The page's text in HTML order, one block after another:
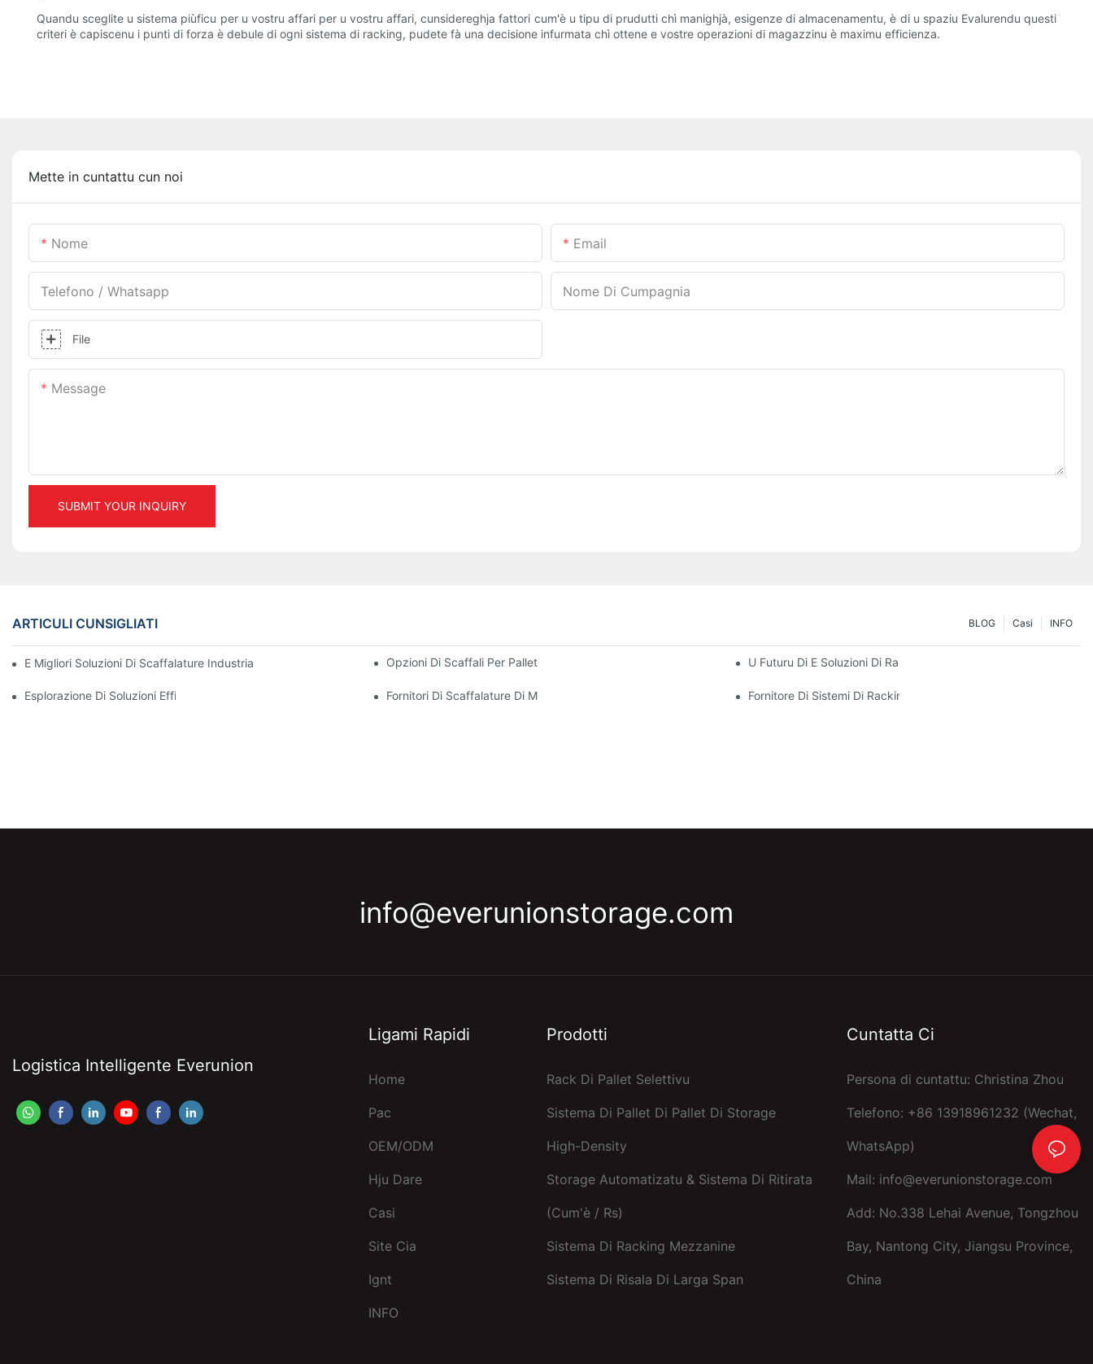
Quandu sceglite u sistema piùficu per u vostru affari per u vostru affari, cunsidereghja fattori cum'è u tipu di prudutti chì manighjà, esigenze di almacenamentu, è di u spaziu Evalurendu questi
criteri è capiscenu i punti di forza è debule di ogni sistema di racking, pudete fà una decisione infurmata chì ottene e vostre operazioni di magazzinu è maximu efficienza.
Mette in cuntattu cun noi
Nome Email
Telefono / Whatsapp Nome Di Cumpagnia
File
Message
SUBMIT YOUR INQUIRY
ARTICULI CUNSIGLIATI INFO
Casi
BLOG
E Migliori Soluzioni Di Scaffalature Industriali Per Una Gestione Efficiente Di U MagazzinuOpzioni Di Scaffali Per Pallet Persunalizati: Adattà I Vostri Bisogni Di AlmacenamentuU Futuru Di E Soluzioni Di Rack Per Pallet: Tendenze È
Esplorazione Di Soluzioni Efficaci Di Rack Di Magazzinaggio Per Ogni IndustriaFornitori Di Scaffalature Di Magazzini: Ciò Chì Cercà Fornitore Di Sistemi Di Racking: Fattori Chjave Per Sceglie U
info@everunionstorage.com
Logistica Intelligente Everunion
Ligami Rapidi
Home
Pac
OEM/ODM
Hju Dare
Casi
Site Cia
Ignt
INFO
Prodotti
Rack Di Pallet Selettivu
Sistema Di Pallet Di Pallet Di Storage
High-Density
Storage Automatizatu & Sistema Di Ritirata
(cum'è / Rs)
Sistema Di Racking Mezzanine
Sistema Di Risala Di Larga Span
Cuntatta Ci
Persona di cuntattu: Christina Zhou
Telefono: +86 13918961232 (Wechat,
WhatsApp)
Mail: info@everunionstorage.com
Add: No.338 Lehai Avenue, Tongzhou
Bay, Nantong City, Jiangsu Province,
China